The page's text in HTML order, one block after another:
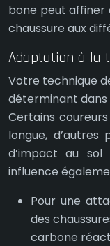
bone peut affiner
chaussure aux
Adaptation à la
Votre technique
déterminant dans
Certains
longue,
d’impact au
influence
Pour une
des
carbone